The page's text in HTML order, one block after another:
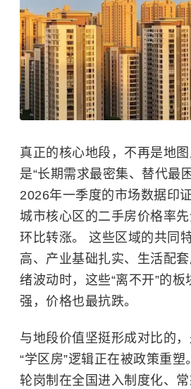
真正的核心地段，不再是地
是“长期需求最密集、替代最
2026年一季度的市场数据印
城市核心区的二手房价格率
环比转涨。 这些区域的共同
高、产业基础扎实、生活配
绪波动时，这些“离不开”的板
强，价格也最抗跌。
与地段价值坚挺形成对比的
“学区房”逻辑正在被政策重
轮岗制在全国进入制度化、常